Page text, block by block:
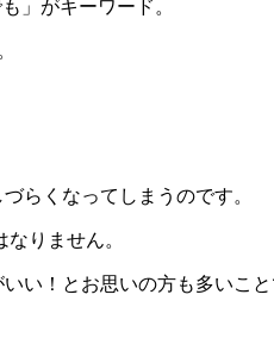
」がキーワード。
らくなってしまうのです。
りません。
い！とお思いの方も多いこと